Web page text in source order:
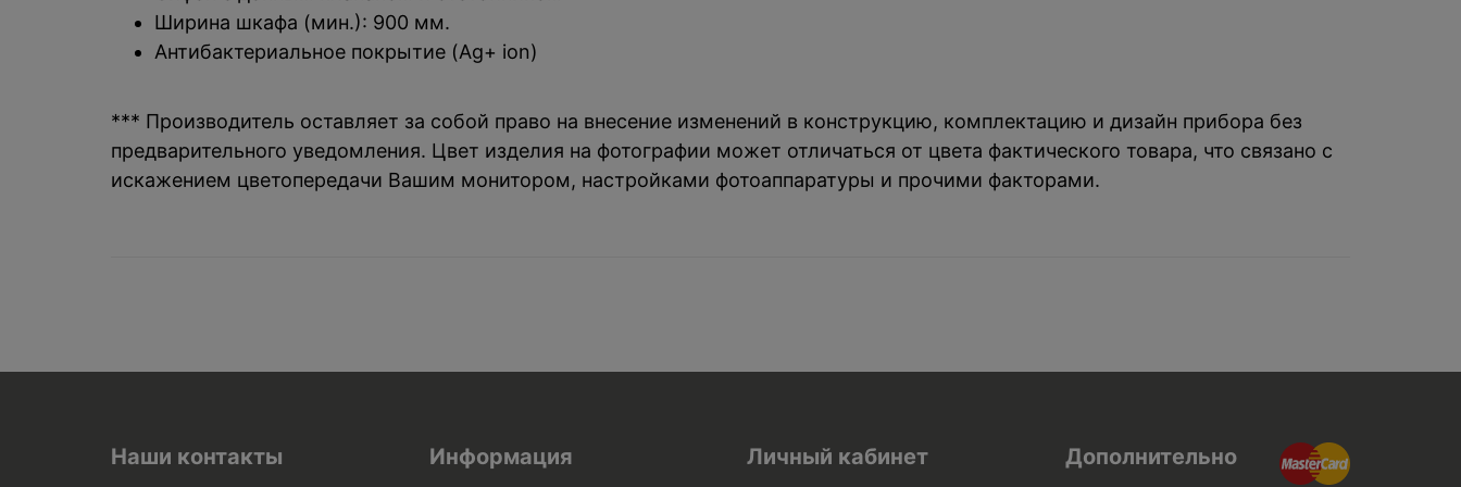
Ширина шкафа (мин.): 900 мм.
Антибактериальное покрытие (Ag+ ion)
*** Производитель оставляет за собой право на внесение изменений в конструкцию, комплектацию и дизайн прибора без
предварительного уведомления. Цвет изделия на фотографии может отличаться от цвета фактического товара, что связано с
искажением цветопередачи Вашим монитором, настройками фотоаппаратуры и прочими факторами.
Наши контакты Информация Личный кабинет Дополнительно